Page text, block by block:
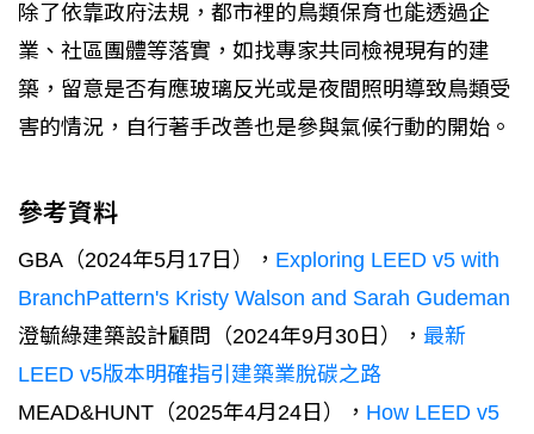
除了依靠政府法規，都市裡的鳥類保育也能透過企
業、社區團體等落實，如找專家共同檢視現有的建
築，留意是否有應玻璃反光或是夜間照明導致鳥類受
害的情況，自行著手改善也是參與氣候行動的開始。
參考資料
GBA（2024年5月17日）， Exploring LEED v5 with
BranchPattern's Kristy Walson and Sarah Gudeman
澄毓綠建築設計顧問（2024年9月30日）， 最新
LEED v5版本明確指引建築業脫碳之路
MEAD&HUNT（2025年4月24日）， How LEED v5